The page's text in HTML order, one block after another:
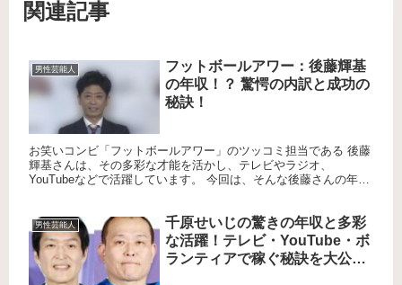
関連記事
男性芸能人
フットボールアワー：後藤輝基
の年収！？ 驚愕の内訳と成功の
秘訣！
お笑いコンビ「フットボールアワー」のツッコミ担当である 後藤
輝基さんは、その多彩な才能を活かし、テレビやラジオ、
YouTubeなどで活躍しています。 今回は、そんな後藤さんの年収
男性芸能人
千原せいじの驚きの年収と多彩
な活躍！テレビ・YouTube・ボ
ランティアで稼ぐ秘訣を大公